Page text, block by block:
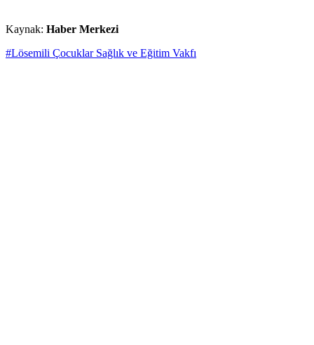
Kaynak: Haber Merkezi
#Lösemili Çocuklar Sağlık ve Eğitim Vakfı